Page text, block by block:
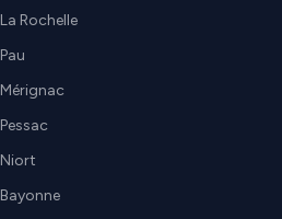
La Rochelle
Pau
Mérignac
Pessac
Niort
Bayonne